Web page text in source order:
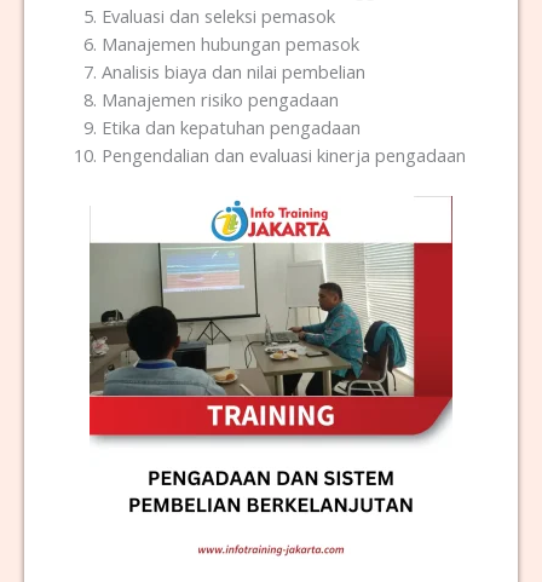
Evaluasi dan seleksi pemasok
Manajemen hubungan pemasok
Analisis biaya dan nilai pembelian
Manajemen risiko pengadaan
Etika dan kepatuhan pengadaan
Pengendalian dan evaluasi kinerja pengadaan